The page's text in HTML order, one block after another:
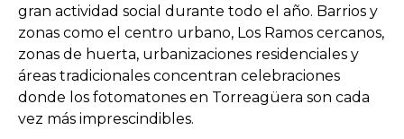
gran actividad social durante todo el año. Barrios y
zonas como el centro urbano, Los Ramos cercanos,
zonas de huerta, urbanizaciones residenciales y
áreas tradicionales concentran celebraciones
donde los fotomatones en Torreagüera son cada
vez más imprescindibles.